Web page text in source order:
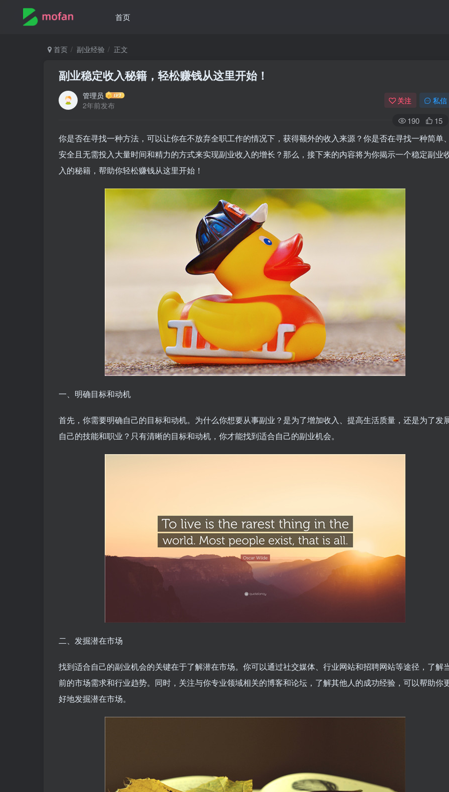
首页
首页 副业经验 正文
副业稳定收入秘籍，轻松赚钱从这里开始！
管理员
2年前发布
关注 私信
190 15
你是否在寻找一种方法，可以让你在不放弃全职工作的情况下，获得额外的收入来源？你是否在寻找一种简单
安全且无需投入大量时间和精力的方式来实现副业收入的增长？那么，接下来的内容将为你揭示一个稳定副业
入的秘籍，帮助你轻松赚钱从这里开始！
一、明确目标和动机
首先，你需要明确自己的目标和动机。为什么你想要从事副业？是为了增加收入、提高生活质量，还是为了发
自己的技能和职业？只有清晰的目标和动机，你才能找到适合自己的副业机会。
二、发掘潜在市场
找到适合自己的副业机会的关键在于了解潜在市场。你可以通过社交媒体、行业网站和招聘网站等途径，了解
前的市场需求和行业趋势。同时，关注与你专业领域相关的博客和论坛，了解其他人的成功经验，可以帮助你
好地发掘潜在市场。